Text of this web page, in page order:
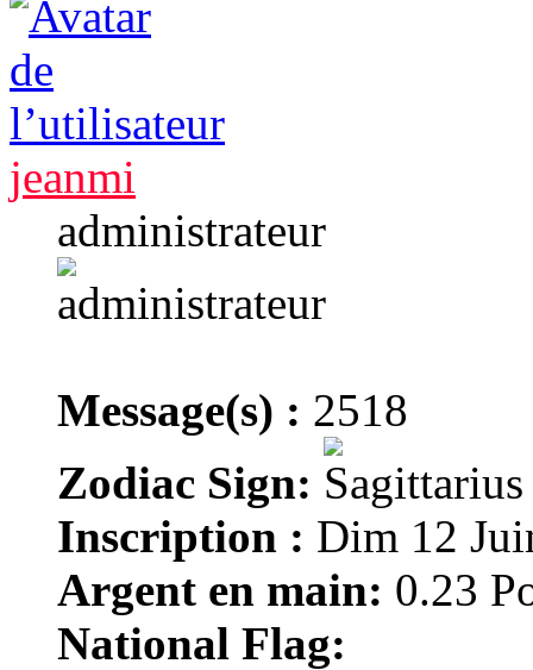
jeanmi
administrateur
Message(s) : 2518
Zodiac Sign:
Inscription : Dim 12
Argent en main: 0.23
National Flag: